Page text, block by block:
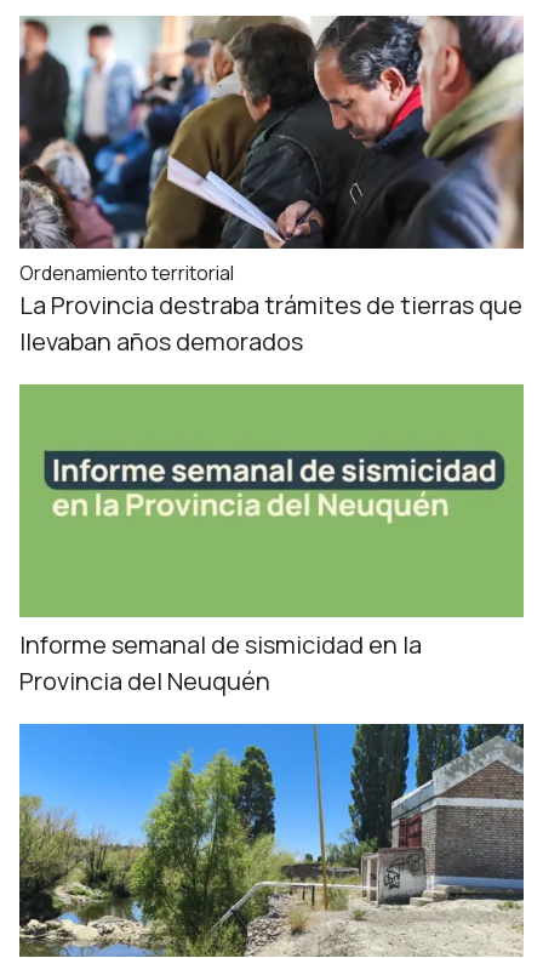
Ordenamiento territorial
La Provincia destraba trámites de tierras que
llevaban años demorados
Informe semanal de sismicidad en la
Provincia del Neuquén